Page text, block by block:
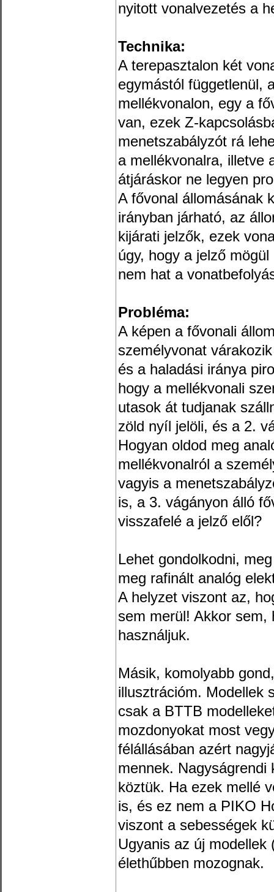
nyitott vonalvezetés a
Technika:
A terepasztalon két
egymástól függetlenül,
mellékvonalon, egy a
van, ezek Z-
menetszabályzót rá
a mellékvonalra, illetve
átjáráskor ne legyen
A fővonal állomásának
irányban járható, az
kijárati jelzők, ezek
úgy, hogy a jelző
nem hat a
Probléma:
A képen a fővonali
személyvonat
és a haladási iránya
hogy a mellékvonali
utasok át tudjanak
zöld nyíl jelöli, és a 2.
Hogyan oldod meg
mellékvonalról a
vagyis a
is, a 3. vágányon álló
visszafelé a jelző elől?
Lehet gondolkodni,
meg rafinált analóg
A helyzet viszont az,
sem merül! Akkor sem,
használjuk.
Másik, komolyabb
illusztrációm. Modellek
csak a BTTB
mozdonyokat most
félállásában azért
mennek. Nagyságrendi
köztük. Ha ezek mellé
is, és ez nem a PIKO
viszont a sebességek
Ugyanis az új modellek
élethűbben mozognak.